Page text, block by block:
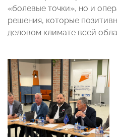
«болевые точки», но и
решения, которые
деловом климате всей